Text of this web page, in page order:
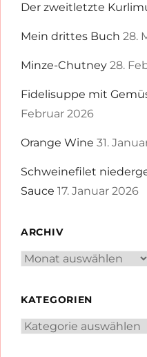
Der zweitletzte
Mein drittes Buch 28.
Minze-Chutney 28.
Fidelisuppe mit
Februar 2026
Orange Wine 31.
Schweinefilet
Sauce 17. Januar 2026
ARCHIV
Archiv
KATEGORIEN
Kategorien